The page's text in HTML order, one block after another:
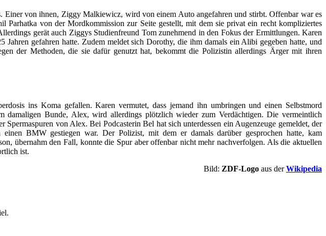
Einer von ihnen, Ziggy Malkiewicz, wird von einem Auto angefahren und stirbt. Offenbar war es
von der Mordkommission zur Seite gestellt, mit dem sie privat ein recht kompliziertes
gerät auch Ziggys Studienfreund Tom zunehmend in den Fokus der Ermittlungen. Karen
gefahren hatte. Zudem meldet sich Dorothy, die ihm damals ein Alibi gegeben hatte, und
der Methoden, die sie dafür genutzt hat, bekommt die Polizistin allerdings Ärger mit ihren
ins Koma gefallen. Karen vermutet, dass jemand ihn umbringen und einen Selbstmord
damaligen Bunde, Alex, wird allerdings plötzlich wieder zum Verdächtigen. Die vermeintlich
von Alex. Bei Podcasterin Bel hat sich unterdessen ein Augenzeuge gemeldet, der
BMW gestiegen war. Der Polizist, mit dem er damals darüber gesprochen hatte, kam
übernahm den Fall, konnte die Spur aber offenbar nicht mehr nachverfolgen. Als die aktuellen
ist.
Bild: ZDF-Logo aus der Wikipedia